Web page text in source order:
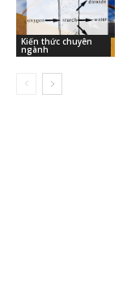
Kiến thức chuyên
ngành